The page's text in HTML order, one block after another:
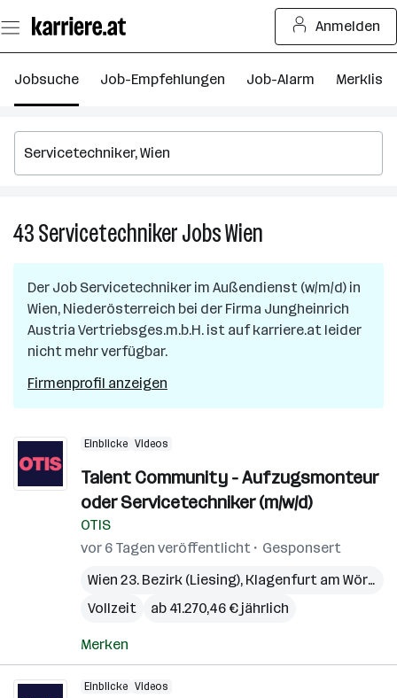
Seiteninhalt
springen
Anmelden
Jobsuche Job-Empfehlungen Job-Alarm Merkliste
43ServicetechnikerJobsWien
in
Wien
Der Job Servicetechniker im Außendienst (w/m/d) in
Wien, Niederösterreich bei der Firma Jungheinrich
Austria Vertriebsges.m.b.H. ist auf karriere.at leider
nicht mehr verfügbar.
Firmenprofil anzeigen
Einblicke Videos
Talent Community - Aufzugsmonteur
oder Servicetechniker (m/w/d)
OTIS
vor 6 Tagen veröffentlicht
Gesponsert
Wien 23. Bezirk (Liesing), Klagenfurt am Wörthersee
Vollzeit
ab 41.270,46 € jährlich
Merken
Einblicke Videos